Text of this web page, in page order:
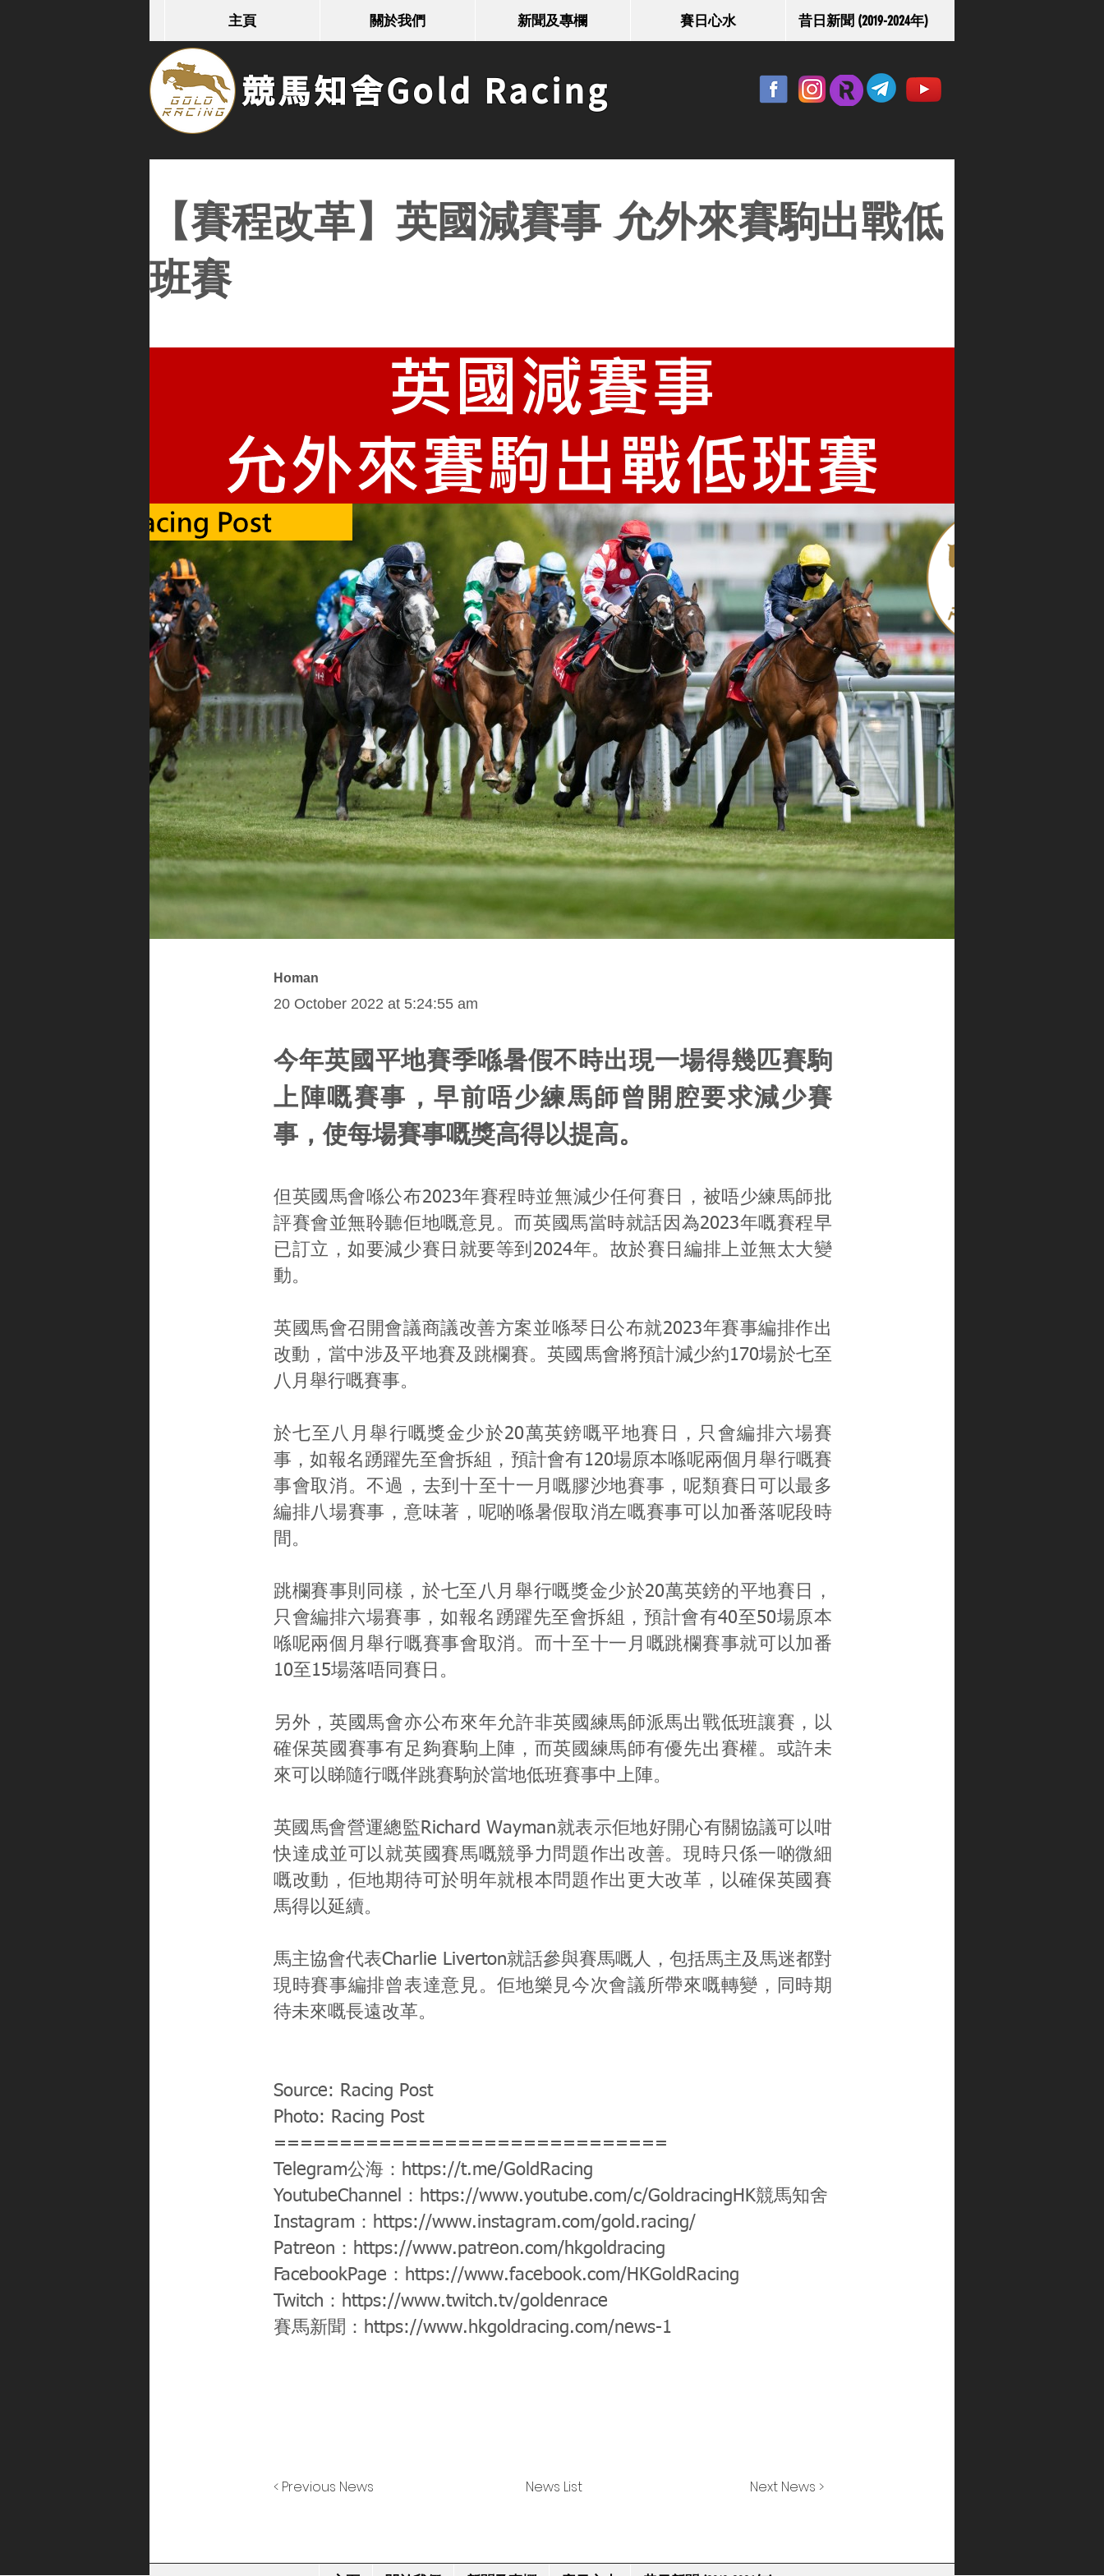
主頁 關於我們 新聞及專欄 賽日心水 昔日新聞 (2019-2024年)
競馬知舍Gold Racing
【賽程改革】英國減賽事 允外來賽駒出戰低
班賽
Homan
20 October 2022 at 5:24:55 am
今年英國平地賽季喺暑假不時出現一場得幾匹賽駒
上陣嘅賽事，早前唔少練馬師曾開腔要求減少賽
事，使每場賽事嘅獎高得以提高。
但英國馬會喺公布2023年賽程時並無減少任何賽日，被唔少練馬師批
評賽會並無聆聽佢地嘅意見。而英國馬當時就話因為2023年嘅賽程早
已訂立，如要減少賽日就要等到2024年。故於賽日編排上並無太大變
動。
英國馬會召開會議商議改善方案並喺琴日公布就2023年賽事編排作出
改動，當中涉及平地賽及跳欄賽。英國馬會將預計減少約170場於七至
八月舉行嘅賽事。
於七至八月舉行嘅獎金少於20萬英鎊嘅平地賽日，只會編排六場賽
事，如報名踴躍先至會拆組，預計會有120場原本喺呢兩個月舉行嘅賽
事會取消。不過，去到十至十一月嘅膠沙地賽事，呢類賽日可以最多
編排八場賽事，意味著，呢啲喺暑假取消左嘅賽事可以加番落呢段時
間。
跳欄賽事則同樣，於七至八月舉行嘅獎金少於20萬英鎊的平地賽日，
只會編排六場賽事，如報名踴躍先至會拆組，預計會有40至50場原本
喺呢兩個月舉行嘅賽事會取消。而十至十一月嘅跳欄賽事就可以加番
10至15場落唔同賽日。
另外，英國馬會亦公布來年允許非英國練馬師派馬出戰低班讓賽，以
確保英國賽事有足夠賽駒上陣，而英國練馬師有優先出賽權。或許未
來可以睇隨行嘅伴跳賽駒於當地低班賽事中上陣。
英國馬會營運總監Richard Wayman就表示佢地好開心有關協議可以咁
快達成並可以就英國賽馬嘅競爭力問題作出改善。現時只係一啲微細
嘅改動，佢地期待可於明年就根本問題作出更大改革，以確保英國賽
馬得以延續。
馬主協會代表Charlie Liverton就話參與賽馬嘅人，包括馬主及馬迷都對
現時賽事編排曾表達意見。佢地樂見今次會議所帶來嘅轉變，同時期
待未來嘅長遠改革。
Source: Racing Post
Photo: Racing Post
==============================
Telegram公海： https://t.me/GoldRacing
YoutubeChannel： https://www.youtube.com/c/GoldracingHK競馬知舍
Instagram： https://www.instagram.com/gold.racing/
Patreon： https://www.patreon.com/hkgoldracing
FacebookPage： https://www.facebook.com/HKGoldRacing
Twitch： https://www.twitch.tv/goldenrace
賽馬新聞： https://www.hkgoldracing.com/news-1
< Previous News News List Next News >